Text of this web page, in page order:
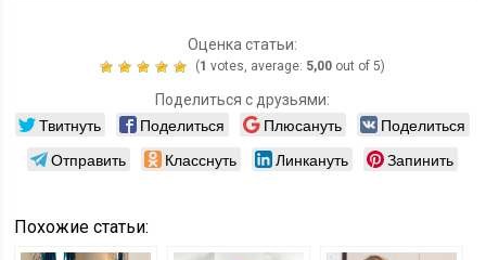
Оценка статьи:
(1 votes, average: 5,00 out of 5)
Поделиться с друзьями:
Твитнуть Поделиться Плюсануть
Поделиться
Отправить
Класснуть Линкануть Запинить
Похожие статьи: